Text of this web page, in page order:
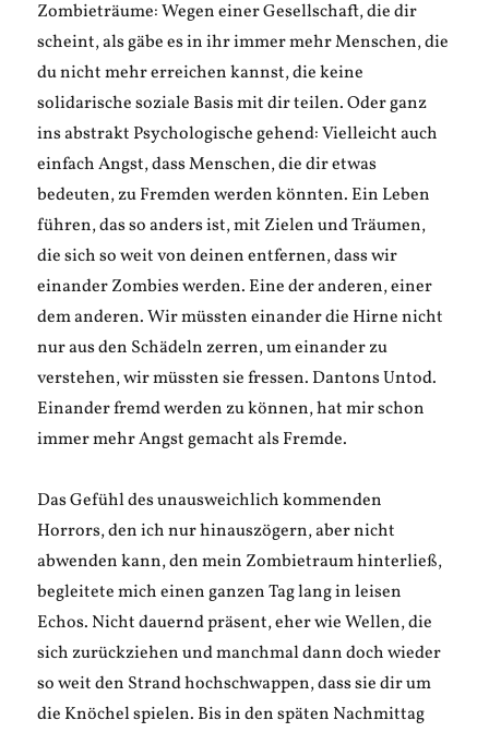
Zombieträume: Wegen einer Gesellschaft, die dir
scheint, als gäbe es in ihr immer mehr Menschen, die
du nicht mehr erreichen kannst, die keine
solidarische soziale Basis mit dir teilen. Oder ganz
ins abstrakt Psychologische gehend: Vielleicht auch
einfach Angst, dass Menschen, die dir etwas
bedeuten, zu Fremden werden könnten. Ein Leben
führen, das so anders ist, mit Zielen und Träumen,
die sich so weit von deinen entfernen, dass wir
einander Zombies werden. Eine der anderen, einer
dem anderen. Wir müssten einander die Hirne nicht
nur aus den Schädeln zerren, um einander zu
verstehen, wir müssten sie fressen. Dantons Untod.
Einander fremd werden zu können, hat mir schon
immer mehr Angst gemacht als Fremde.
Das Gefühl des unausweichlich kommenden
Horrors, den ich nur hinauszögern, aber nicht
abwenden kann, den mein Zombietraum hinterließ,
begleitete mich einen ganzen Tag lang in leisen
Echos. Nicht dauernd präsent, eher wie Wellen, die
sich zurückziehen und manchmal dann doch wieder
so weit den Strand hochschwappen, dass sie dir um
die Knöchel spielen. Bis in den späten Nachmittag